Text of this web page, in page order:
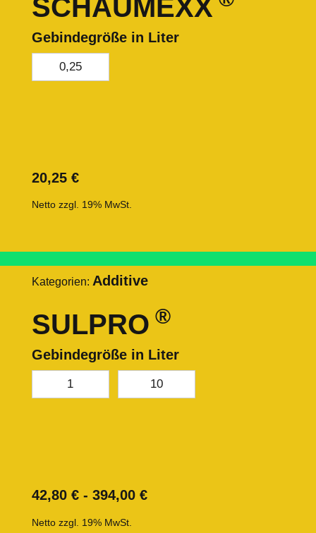
SCHAUMEXX
Gebindegröße in Liter
0,25
20,25 €
Netto zzgl. 19% MwSt.
Kategorien: Additive
SULPRO ®
Gebindegröße in Liter
1 10
42,80 €- 394,00 €
Netto zzgl. 19% MwSt.